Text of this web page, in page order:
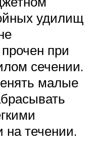
удилищ
при
сечении.
малые
на течении.